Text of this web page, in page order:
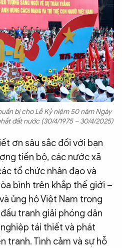
bị cho Lễ Kỷ niệm 50 năm Ngày
đất nước (30/4/1975 – 30/4/2025)
ơn sâu sắc đối với bạn
tiến bộ, các nước xã
tổ chức nhân đạo và
bình trên khắp thế giới –
ủng hộ Việt Nam trong
tranh giải phóng dân
tái thiết và phát
tranh. Tình cảm và sự hỗ